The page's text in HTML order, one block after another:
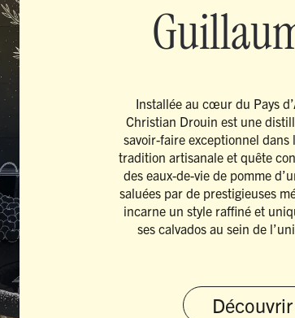
Installée au cœur du Pays
Christian Drouin est une
savoir-faire exceptionnel
tradition artisanale et quête
des eaux-de-vie de pomme
saluées par de prestigieuses
incarne un style raffiné et
ses calvados au sein de